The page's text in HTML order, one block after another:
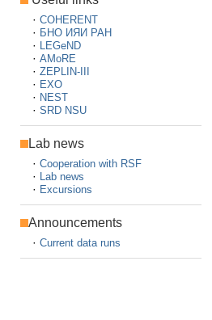
· COHERENT
· БНО ИЯИ РАН
· LEGeND
· AMoRE
· ZEPLIN-III
· EXO
· NEST
· SRD NSU
Lab news
· Cooperation with RSF
· Lab news
· Excursions
Announcements
· Current data runs